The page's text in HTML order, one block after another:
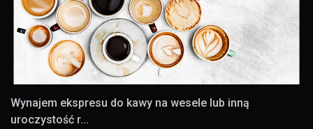
Wynajem ekspresu do kawy na wesele lub inną
uroczystość r...